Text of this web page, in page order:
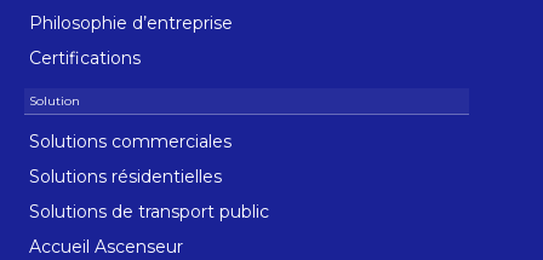
Philosophie d’entreprise
Certifications
Solutions commerciales
Solutions résidentielles
Solutions de transport public
Accueil Ascenseur